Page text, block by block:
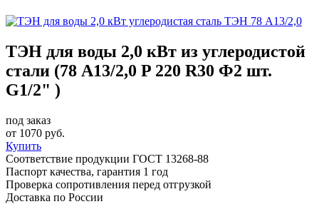
ТЭН для воды 2,0 кВт из углеродистой
стали (78 А13/2,0 P 220 R30 Ф2 шт.
G1/2" )
под заказ
от 1070 руб.
Купить
Соответствие продукции ГОСТ 13268-88
Паспорт качества, гарантия 1 год
Проверка сопротивления перед отгрузкой
Доставка по России